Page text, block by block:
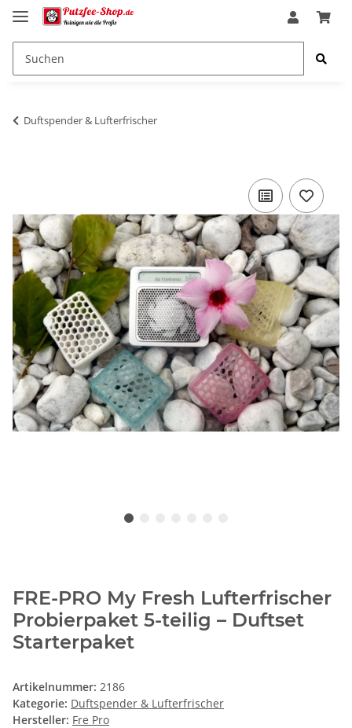
Duftspender & Lufterfrischer
FRE-PRO My Fresh Lufterfrischer
Probierpaket 5-teilig – Duftset
Starterpaket
Artikelnummer: 2186
Kategorie: Duftspender & Lufterfrischer
Hersteller: Fre Pro